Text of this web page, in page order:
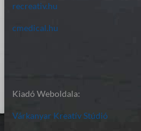
recreativ.hu
cmedical.hu
Kiadó Weboldala:
Várkanyar Kreatív Stúdió